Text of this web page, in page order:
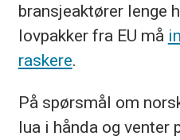
bransjeaktører lenge
lovpakker fra EU må
raskere.
På spørsmål om
lua i hånda og venter